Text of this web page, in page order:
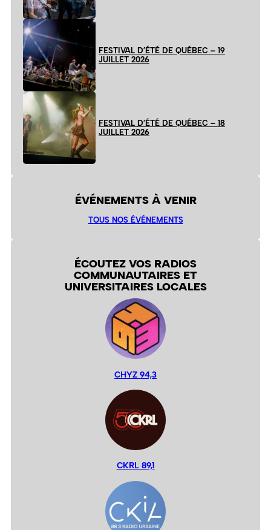
FESTIVAL D’ÉTÉ DE QUÉBEC – 19
JUILLET 2026
FESTIVAL D’ÉTÉ DE QUÉBEC – 18
JUILLET 2026
ÉVÉNEMENTS À VENIR
TOUS NOS ÉVÉNEMENTS
ÉCOUTEZ VOS RADIOS
COMMUNAUTAIRES ET
UNIVERSITAIRES LOCALES
CHYZ 94,3
CKRL 89,1